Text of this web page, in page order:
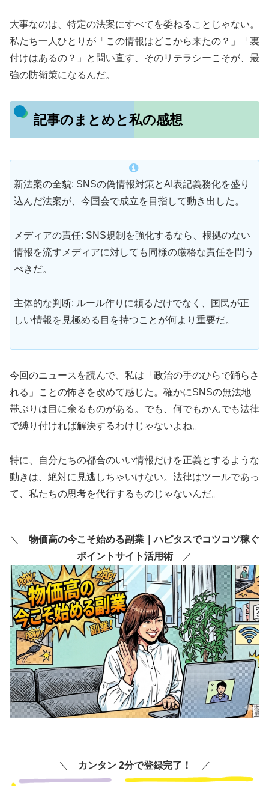
大事なのは、特定の法案にすべてを委ねることじゃない。
私たち一人ひとりが「この情報はどこから来たの？」「裏
付けはあるの？」と問い直す、そのリテラシーこそが、最
強の防衛策になるんだ。
記事のまとめと私の感想
新法案の全貌: SNSの偽情報対策とAI表記義務化を盛り
込んだ法案が、今国会で成立を目指して動き出した。
メディアの責任: SNS規制を強化するなら、根拠のない
情報を流すメディアに対しても同様の厳格な責任を問う
べきだ。
主体的な判断: ルール作りに頼るだけでなく、国民が正
しい情報を見極める目を持つことが何より重要だ。
今回のニュースを読んで、私は「政治の手のひらで踊らさ
れる」ことの怖さを改めて感じた。確かにSNSの無法地
帯ぶりは目に余るものがある。でも、何でもかんでも法律
で縛り付ければ解決するわけじゃないよね。
特に、自分たちの都合のいい情報だけを正義とするような
動きは、絶対に見逃しちゃいけない。法律はツールであっ
て、私たちの思考を代行するものじゃないんだ。
＼ 物価高の今こそ始める副業｜ハピタスでコツコツ稼ぐ
ポイントサイト活用術 ／
＼ カンタン 2分で登録完了！ ／